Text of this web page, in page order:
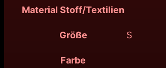
Material Stoff/Textilien
Größe S
Farbe